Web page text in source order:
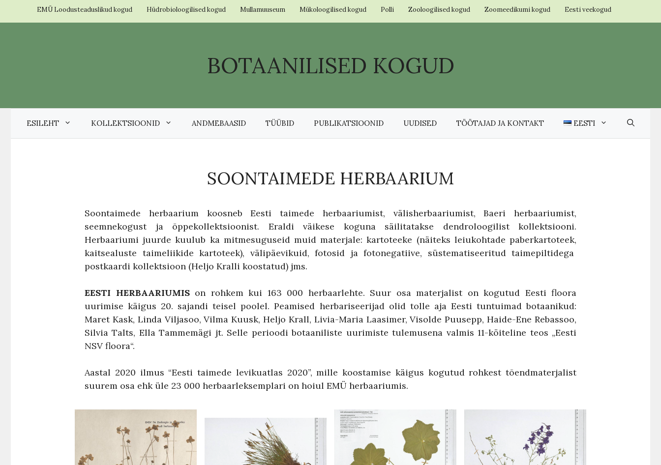
EMÜ Loodusteaduslikud kogud Hüdrobioloogilised kogud Mullamuuseum Mükoloogilised kogud Polli Zooloogilised kogud Zoomeedikumi kogud Eesti veekogud
BOTAANILISED KOGUD
ESILEHT KOLLEKTSIOONID ANDMEBAASID TÜÜBID PUBLIKATSIOONID UUDISED TÖÖTAJAD JA KONTAKT EESTI
SOONTAIMEDE HERBAARIUM
Soontaimede herbaarium koosneb Eesti taimede herbaariumist, välisherbaariumist, Baeri herbaariumist,
seemnekogust ja õppekollektsioonist. Eraldi väikese koguna säilitatakse dendroloogilist kollektsiooni.
Herbaariumi juurde kuulub ka mitmesuguseid muid materjale: kartoteeke (näiteks leiukohtade paberkartoteek,
kaitsealuste taimeliikide kartoteek), välipäevikuid, fotosid ja fotonegatiive, süstematiseeritud taimepiltidega
postkaardi kollektsioon (Heljo Kralli koostatud) jms.
EESTI HERBAARIUMISon rohkem kui 163 000 herbaarlehte. Suur osa materjalist on kogutud Eesti floora
uurimise käigus 20. sajandi teisel poolel. Peamised herbariseerijad olid tolle aja Eesti tuntuimad botaanikud:
Maret Kask, Linda Viljasoo, Vilma Kuusk, Heljo Krall, Livia-Maria Laasimer, Visolde Puusepp, Haide-Ene Rebassoo,
Silvia Talts, Ella Tammemägi jt. Selle perioodi botaaniliste uurimiste tulemusena valmis 11-köiteline teos „Eesti
NSV floora“.
Aastal 2020 ilmus “Eesti taimede levikuatlas 2020”, mille koostamise käigus kogutud rohkest tõendmaterjalist
suurem osa ehk üle 23 000 herbaarleksemplari on hoiul EMÜ herbaariumis.